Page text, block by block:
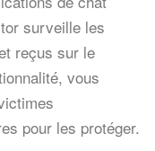
surveille les
reçus sur le
vous
pour les protéger.